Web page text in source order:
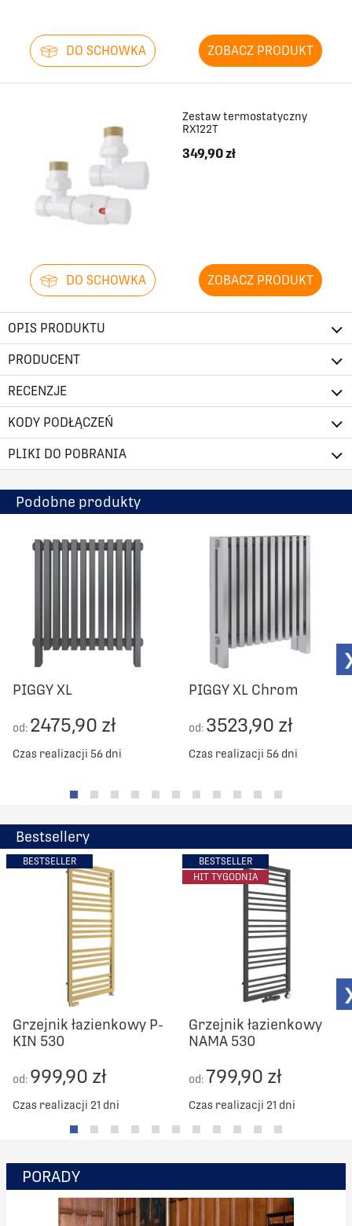
DO SCHOWKA ZOBACZ PRODUKT
Zestaw termostatyczny
RX122T
349,90 zł
DO SCHOWKA ZOBACZ PRODUKT
OPIS PRODUKTU
PRODUCENT
RECENZJE
KODY PODŁĄCZEŃ
PLIKI DO POBRANIA
Podobne produkty
PIGGY XL
od: 2475,90 zł
Czas realizacji 56 dni
PIGGY XL Chrom
od: 3523,90 zł
Czas realizacji 56 dni
Bestsellery
BESTSELLER
Grzejnik łazienkowy P-
KIN 530
od: 999,90 zł
Czas realizacji 21 dni
BESTSELLER
HIT TYGODNIA
Grzejnik łazienkowy
NAMA 530
od:799,90 zł
Czas realizacji 21 dni
PORADY